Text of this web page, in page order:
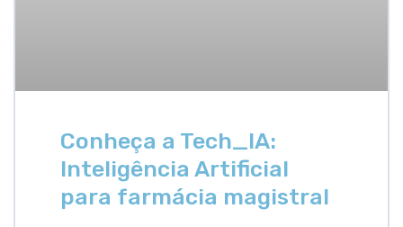
Conheça a Tech_IA:
Inteligência Artificial
para farmácia magistral